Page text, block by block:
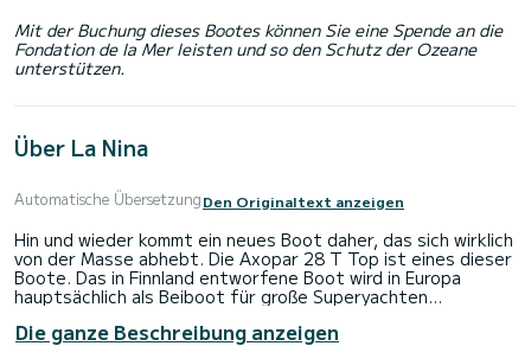
Mit der Buchung dieses Bootes können Sie eine Spende an die
Fondation de la Mer leisten und so den Schutz der Ozeane
unterstützen.
Über La Nina
Automatische ÜbersetzungDen Originaltext anzeigen
Hin und wieder kommt ein neues Boot daher, das sich wirklich
von der Masse abhebt. Die Axopar 28 T Top ist eines dieser
Boote. Das in Finnland entworfene Boot wird in Europa
hauptsächlich als Beiboot für große Superyachten
Tagesboot und ist vielseitig genug, um ein echtes
Die ganze Beschreibung anzeigen